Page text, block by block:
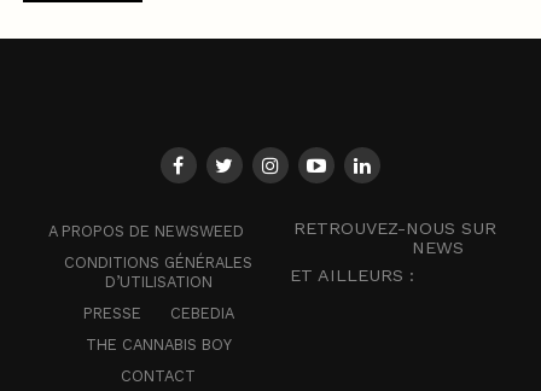
A PROPOS DE NEWSWEED
CONDITIONS GÉNÉRALES
D’UTILISATION
PRESSE
CEBEDIA
THE CANNABIS BOY
CONTACT
RETROUVEZ-NOUS SUR
NEWS
ET AILLEURS :